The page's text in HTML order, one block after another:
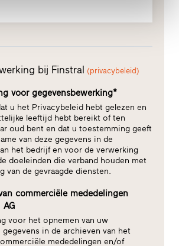
bij Finstral (privacybeleid)
voor gegevensbewerking*
u het Privacybeleid hebt gelezen en
leeftijd hebt bereikt of ten
oud bent en dat u toestemming geeft
van deze gegevens in de
het bedrijf en voor de verwerking
doeleinden die verband houden met
van de gevraagde diensten.
commerciële mededelingen
AG
voor het opnemen van uw
in de archieven van het
mededelingen en/of